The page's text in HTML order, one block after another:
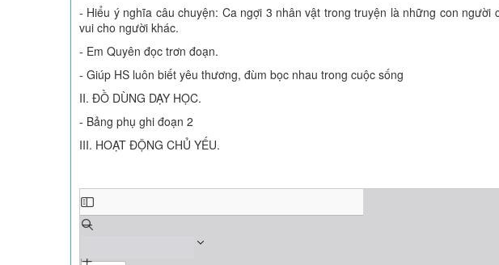
- Hiểu ý nghĩa câu chuyện: Ca ngợi 3 nhân vật trong truyện là những con
vui cho người khác.
- Em Quyên đọc trơn đoạn.
- Giúp HS luôn biết yêu thương, đùm bọc nhau trong cuộc sống
II. ĐỒ DÙNG DẠY HỌC.
- Bảng phụ ghi đoạn 2
III. HOẠT ĐỘNG CHỦ YẾU.